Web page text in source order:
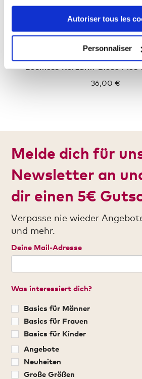
Autoriser tous les
Personnaliser
Business Kurzarm-Bluse Plus
36,00 €
Melde dich für
Newsletter an
dir einen 5€
Verpasse nie wieder
und mehr.
Deine Mail-Adresse
Was interessiert dich?
Basics für Männer
Basics für Frauen
Basics für Kinder
Angebote
Neuheiten
Große Größen